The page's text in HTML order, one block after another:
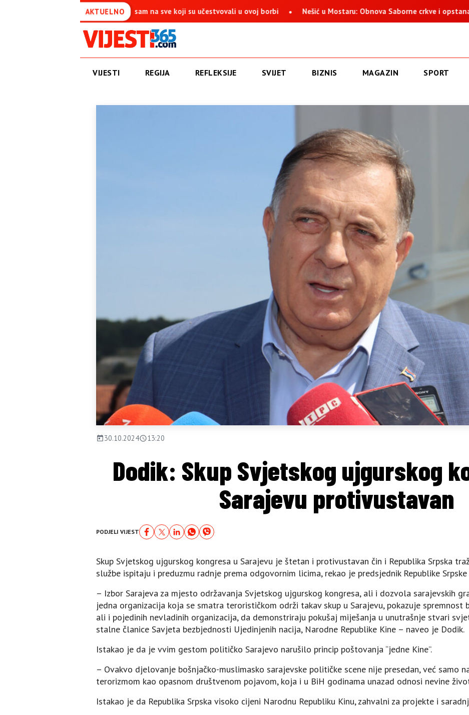
AKTUELNO
simbol pobjede – Ponosan sam na sve koji su učestvovali u ovoj borbi Nešić u Mostaru: Obnova Saborne crkve i opstanak Srba
VIJESTI REGIJA REFLEKSIJE SVIJET BIZNIS MAGAZIN SPORT
30.10.2024 13:20
Dodik: Skup Svjetskog ujgurskog
Sarajevu protivustavan
PODJELI VIJEST
Skup Svjetskog ujgurskog kongresa u Sarajevu je štetan i protivustavan čin i Republika Srpska
službe ispitaju i preduzmu radnje prema odgovornim licima, rekao je predsjednik Republike
– Izbor Sarajeva za mjesto održavanja Svjetskog ujgurskog kongresa, ali i dozvola sarajevskih
jedna organizacija koja se smatra terorističkom održi takav skup u Sarajevu, pokazuje
ali i pojedinih nevladinih organizacija, da demonstriraju pokušaj miješanja u unutrašnje stvari
stalne članice Savjeta bezbjednosti Ujedinjenih nacija, Narodne Republike Kine – naveo je Dodik.
Istakao je da je vvim gestom političko Sarajevo narušilo princip poštovanja “jedne Kine”.
– Ovakvo djelovanje bošnjačko-muslimasko sarajevske političke scene nije presedan, već samo
terorizmom kao opasnom društvenom pojavom, koja i u BiH godinama unazad odnosi nevine
Istakao je da Republika Srpska visoko cijeni Narodnu Republiku Kinu, zahvalni za projekte i